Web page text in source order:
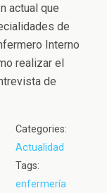
actual que
de
Interno
realizar el
de
Categories:
Actualidad
Tags:
enfermería